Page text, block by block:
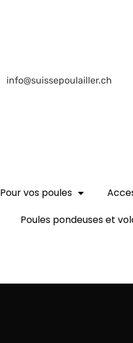
info@suissepoulailler.ch
Pour vos poules
Poules pondeuses et